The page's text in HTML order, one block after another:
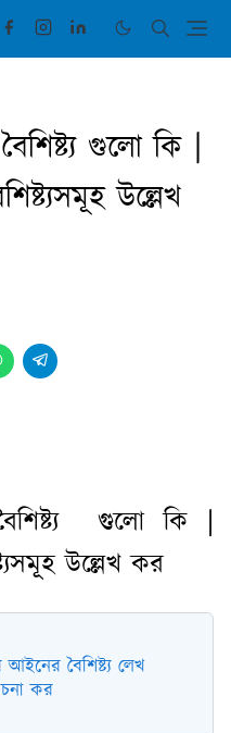
গুলো কি |
উল্লেখ
গুলো কি |
উল্লেখ কর
আইনের বৈশিষ্ট্য লেখ
কর